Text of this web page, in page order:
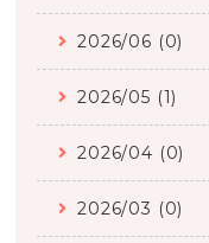
2026/06 (0)
2026/05 (1)
2026/04 (0)
2026/03 (0)